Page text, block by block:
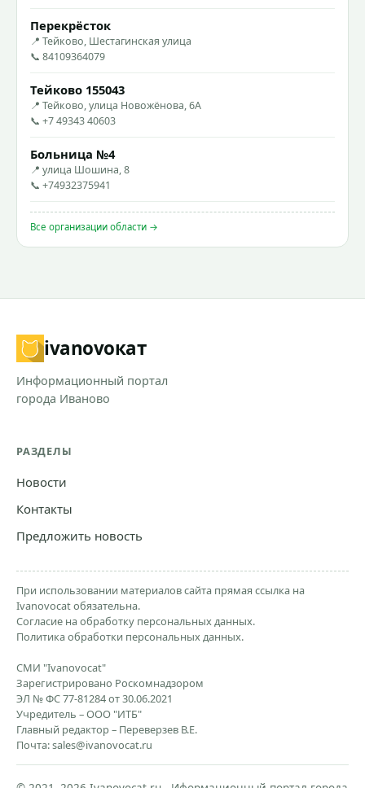
Перекрёсток
📍 Тейково, Шестагинская улица
📞 84109364079
Тейково 155043
📍 Тейково, улица Новожёнова, 6А
📞 +7 49343 40603
Больница №4
📍 улица Шошина, 8
📞 +74932375941
Все организации области →
ivanovoкат
Информационный портал
города Иваново
РАЗДЕЛЫ
Новости
Контакты
Предложить новость
При использовании материалов сайта прямая ссылка на
Ivanovocat обязательна.
Согласие на обработку персональных данных.
Политика обработки персональных данных.
СМИ "Ivanovocat"
Зарегистрировано Роскомнадзором
ЭЛ № ФС 77-81284 от 30.06.2021
Учредитель – ООО "ИТБ"
Главный редактор – Переверзев В.Е.
Почта:sales@ivanovocat.ru